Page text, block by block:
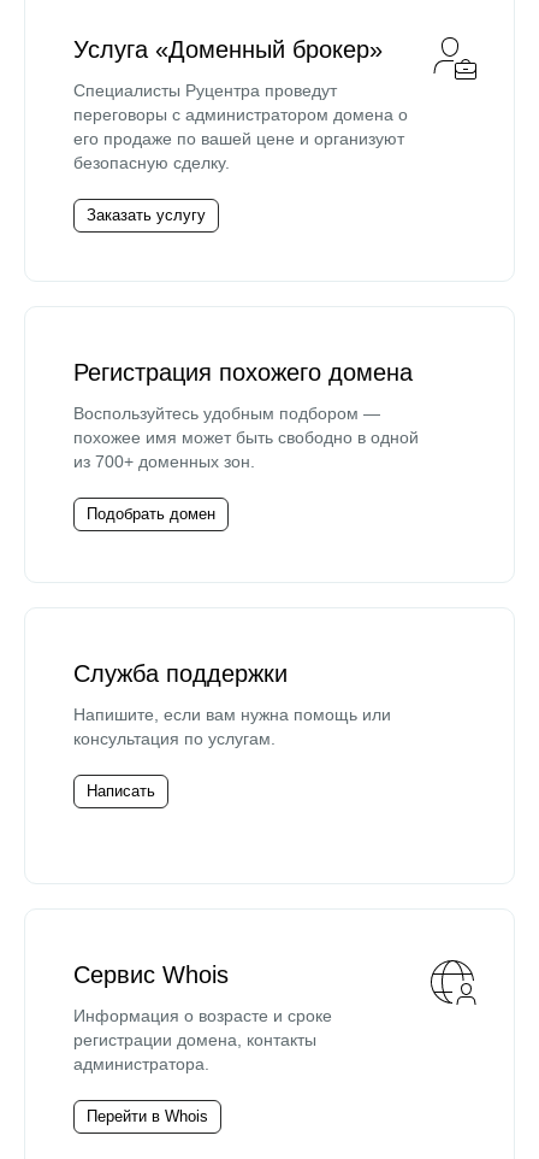
Услуга «Доменный брокер»
Специалисты Руцентра проведут
переговоры с администратором домена о
его продаже по вашей цене и организуют
безопасную сделку.
Заказать услугу
Регистрация похожего домена
Воспользуйтесь удобным подбором —
похожее имя может быть свободно в одной
из 700+ доменных зон.
Подобрать домен
Служба поддержки
Напишите, если вам нужна помощь или
консультация по услугам.
Написать
Сервис Whois
Информация о возрасте и сроке
регистрации домена, контакты
администратора.
Перейти в Whois